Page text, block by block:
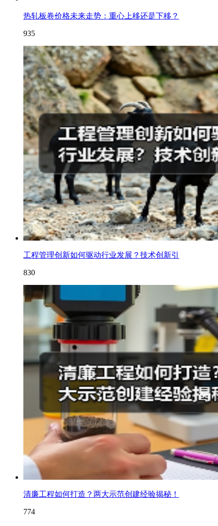
热轧板卷价格未来走势：重心上移还是下移？
935
工程管理创新如何驱动行业发展？技术创新引
830
清廉工程如何打造？两大示范创建经验揭秘！
774